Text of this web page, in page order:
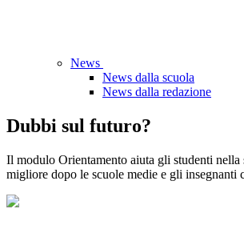
News
News dalla scuola
News dalla redazione
Dubbi sul futuro?
Il modulo Orientamento aiuta gli studenti nella
migliore dopo le scuole medie e gli insegnanti